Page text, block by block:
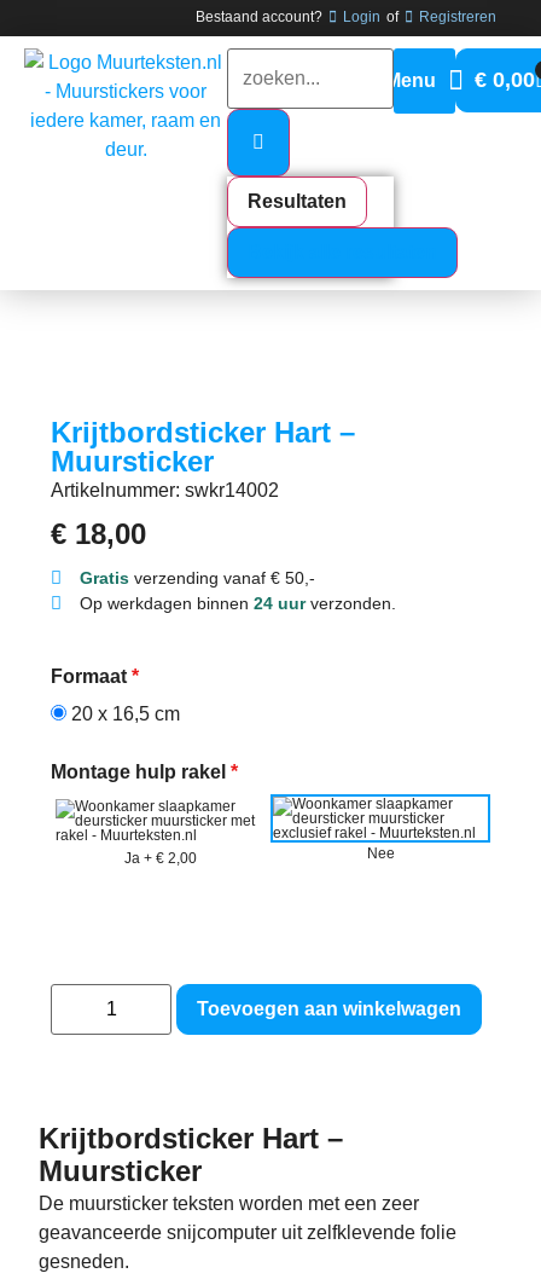
Bestaand account? Login of Registreren
Resultaten
€0,00
Krijtbordsticker Hart –
Muursticker
Artikelnummer: swkr14002
€ 18,00
Gratisverzending vanaf € 50,-
Op werkdagen binnen 24 uurverzonden.
Formaat *
20 x 16,5 cm
Montage hulp rakel *
Ja + € 2,00 Nee
Toevoegen aan winkelwagen
Krijtbordsticker Hart –
Muursticker
De muursticker teksten worden met een zeer
geavanceerde snijcomputer uit zelfklevende folie
gesneden.